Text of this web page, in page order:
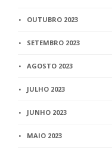
OUTUBRO 2023
SETEMBRO 2023
AGOSTO 2023
JULHO 2023
JUNHO 2023
MAIO 2023